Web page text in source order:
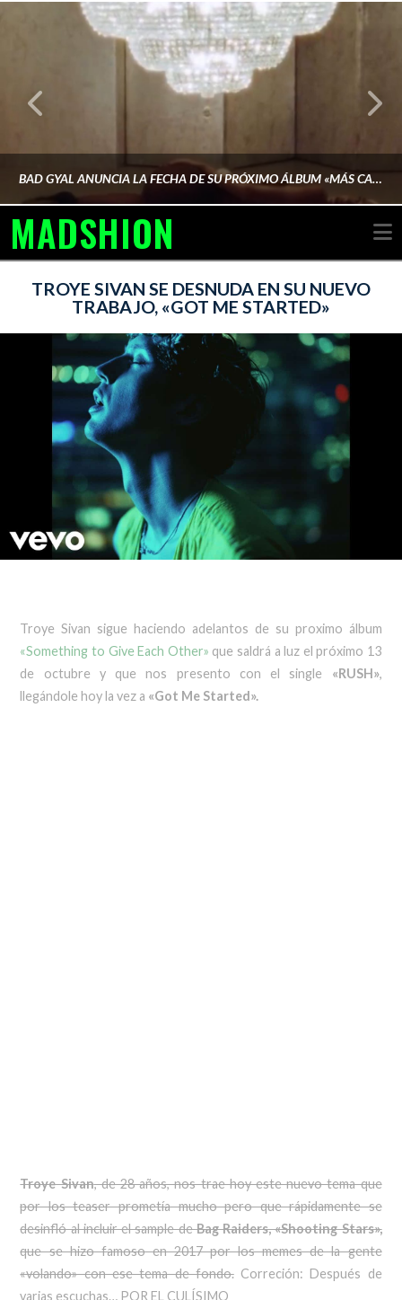
BAD GYAL ANUNCIA LA FECHA DE SU PRÓXIMO ÁLBUM «MÁS CARA»
FEBRERO 6, 2026
MADSHION
TROYE SIVAN SE DESNUDA EN SU NUEVO
TRABAJO, «GOT ME STARTED»
Troye Sivan sigue haciendo adelantos de su proximo álbum
«Something to Give Each Other» que saldrá a luz el próximo 13
de octubre y que nos presento con el single «RUSH»,
llegándole hoy la vez a «Got Me Started».
Troye Sivan, de 28 años, nos trae hoy este nuevo tema que
por los teaser prometía mucho pero que rápidamente se
desinfló al incluir el sample deBag Raiders, «Shooting Stars»,
que se hizo famoso en 2017 por los memes de la gente
«volando» con ese tema de fondo.Correción: Después de
varias escuchas… POR EL CULÍSIMO